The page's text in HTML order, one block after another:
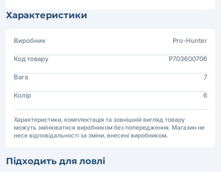
Характеристики
Виробник Pro-Hunter
Код товару P703600706
Вага 7
Колір 6
Характеристики, комплектація та зовнішній вигляд товару
можуть змінюватися виробником без попередження. Магазин не
несе відповідальності за зміни, внесені виробником.
Підходить для ловлі